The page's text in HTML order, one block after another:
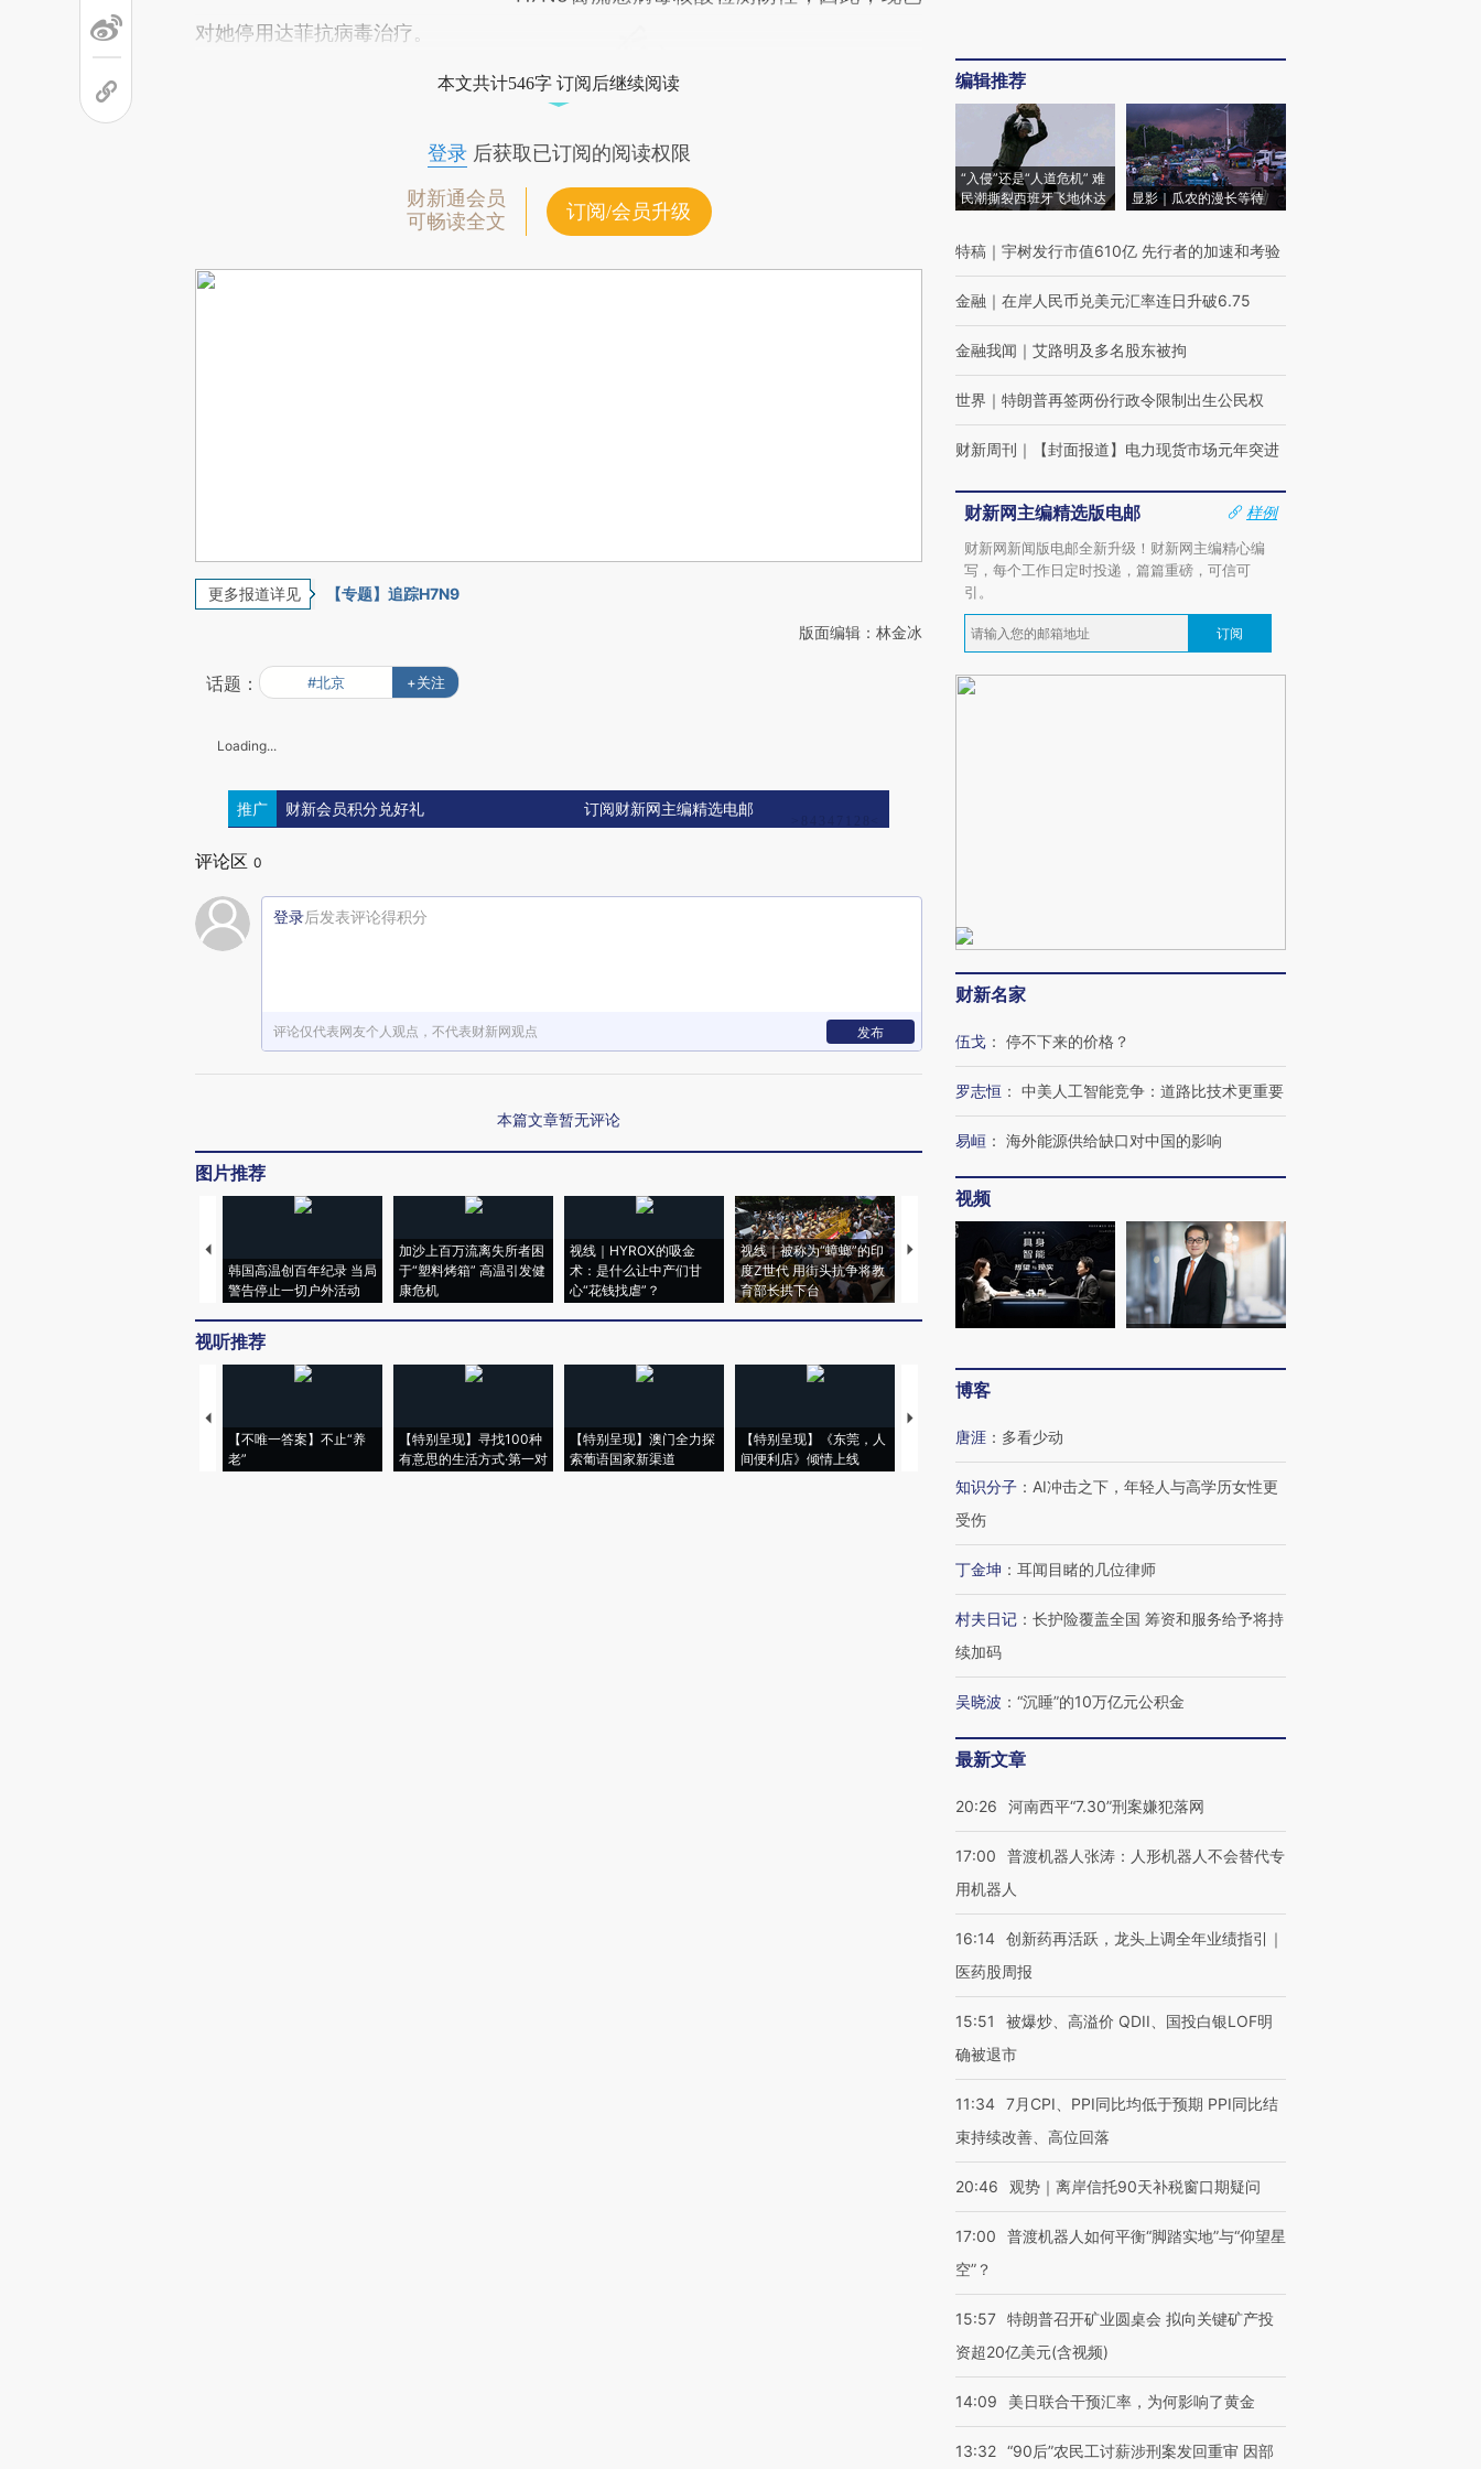
对她停用达菲抗病毒治疗。
本文共计546字 订阅后继续阅读
登录后获取已订阅的阅读权限
财新通会员
可畅读全文
订阅/会员升级
更多报道详见 【专题】追踪H7N9
版面编辑：林金冰
话题： #北京 +关注
Loading...
推广 财新会员积分兑好礼 订阅财新网主编精选电邮
评论区 0
登录后发表评论得积分
评论仅代表网友个人观点，不代表财新网观点 发布
本篇文章暂无评论
图片推荐
韩国高温创百年纪录 当局
警告停止一切户外活动
加沙上百万流离失所者困
于“塑料烤箱” 高温引发健
康危机
视线｜HYROX的吸金
术：是什么让中产们甘
心“花钱找虐”？
视线｜被称为“蟑螂”的印
度Z世代 用街头抗争将教
育部长拱下台
视线｜“入侵”还是“人道危
机”？难民潮撕裂西班牙
湖北宜昌局部短时降雨
128毫米 紧急转移近
4000人
哈尔滨遭遇短时极端强降
米
视听推荐
【不唯一答案】不止“养
老”
【特别呈现】寻找100种
有意思的生活方式·第一对
【特别呈现】澳门全力探
索葡语国家新渠道
【特别呈现】《东莞，人
间便利店》倾情上线
【推广】走进第四届链博
会，让数智科技“链”接产
有意思的生活方式·第三对
住三大增长引擎是什么？
编辑推荐
“入侵”还是“人道危机” 难
民潮撕裂西班牙飞地休达
显影｜瓜农的漫长等待
特稿 ｜ 宇树发行市值610亿 先行者的加速和考验
金融 ｜ 在岸人民币兑美元汇率连日升破6.75
金融我闻 ｜ 艾路明及多名股东被拘
世界 ｜ 特朗普再签两份行政令限制出生公民权
财新周刊 ｜ 【封面报道】电力现货市场元年突进
财新网主编精选版电邮
样例
财新网新闻版电邮全新升级！财新网主编精心编
写，每个工作日定时投递，篇篇重磅，可信可
引。
订阅
财新名家
伍戈 ： 停不下来的价格？
罗志恒 ： 中美人工智能竞争：道路比技术更重要
易峘 ： 海外能源供给缺口对中国的影响
视频
博客
唐涯 ： 多看少动
知识分子 ： AI冲击之下，年轻人与高学历女性更
受伤
丁金坤 ： 耳闻目睹的几位律师
村夫日记 ： 长护险覆盖全国 筹资和服务给予将持
续加码
吴晓波 ： “沉睡”的10万亿元公积金
最新文章
20:26 河南西平“7.30”刑案嫌犯落网
17:00
普渡机器人张涛：人形机器人不会替代专
用机器人
16:14 创新药再活跃，龙头上调全年业绩指引｜
医药股周报
15:51
被爆炒、高溢价 QDII、国投白银LOF明
确被退市
11:34 7月CPI、PPI同比均低于预期 PPI同比结
束持续改善、高位回落
20:46 观势｜离岸信托90天补税窗口期疑问
17:00
普渡机器人如何平衡“脚踏实地”与“仰望星
空”？
15:57 特朗普召开矿业圆桌会 拟向关键矿产投
资超20亿美元(含视频)
14:09 美日联合干预汇率，为何影响了黄金
13:32 “90后”农民工讨薪涉刑案发回重审 因部